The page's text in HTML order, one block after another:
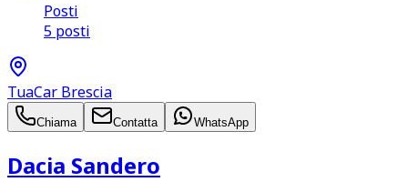
Posti
5 posti
TuaCar Brescia
Chiama Contatta WhatsApp
Dacia Sandero